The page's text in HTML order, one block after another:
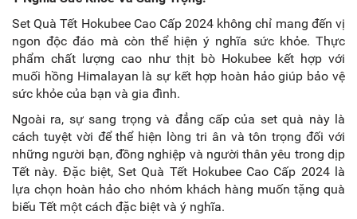
Set Quà Tết Hokubee Cao Cấp 2024 không chỉ mang đến vị
ngon độc đáo mà còn thể hiện ý nghĩa sức khỏe. Thực
phẩm chất lượng cao như thịt bò Hokubee kết hợp với
muối hồng Himalayan là sự kết hợp hoàn hảo giúp bảo vệ
sức khỏe của bạn và gia đình.
Ngoài ra, sự sang trọng và đẳng cấp của set quà này là
cách tuyệt vời để thể hiện lòng tri ân và tôn trọng đối với
những người bạn, đồng nghiệp và người thân yêu trong dịp
Tết này. Đặc biệt, Set Quà Tết Hokubee Cao Cấp 2024 là
lựa chọn hoàn hảo cho nhóm khách hàng muốn tặng quà
biếu Tết một cách đặc biệt và ý nghĩa.